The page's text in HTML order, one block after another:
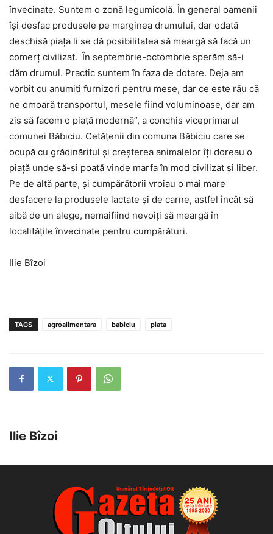
învecinate. Suntem o zonă legumicolă. În general oamenii
îşi desfac produsele pe marginea drumului, dar odată
deschisă piaţa li se dă posibilitatea să meargă să facă un
comerţ civilizat. În septembrie-octombrie sperăm să-i
dăm drumul. Practic suntem în faza de dotare. Deja am
vorbit cu anumiţi furnizori pentru mese, dar ce este rău că
ne omoară transportul, mesele fiind voluminoase, dar am
zis să facem o piaţă modernă”, a conchis viceprimarul
comunei Băbiciu. Cetățenii din comuna Băbiciu care se
ocupă cu grădinăritul și creșterea animalelor îți doreau o
piață unde să-și poată vinde marfa în mod civilizat și liber.
Pe de altă parte, și cumpărătorii vroiau o mai mare
desfacere la produsele lactate și de carne, astfel încât să
aibă de un alege, nemaifiind nevoiți să meargă în
localitățile învecinate pentru cumpărături.
Ilie Bîzoi
TAGS agroalimentara babiciu piata
Ilie Bîzoi